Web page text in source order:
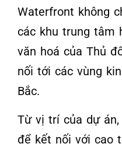
Waterfront không
các khu trung tâm
văn hoá của Thủ
nối tới các vùng
Bắc.
Từ vị trí của dự
để kết nối với cao